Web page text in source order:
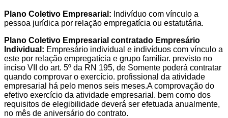
Plano Coletivo Empresarial: Indivíduo com vínculo a
pessoa jurídica por relação empregatícia ou estatutária.
Plano Coletivo Empresarial contratado Empresário
Individual: Empresário individual e indivíduos com vínculo a
este por relação empregatícia e grupo familiar. previsto no
inciso VII do art. 5º da RN 195, de Somente poderá contratar
quando comprovar o exercício. profissional da atividade
empresarial há pelo menos seis meses.A comprovação do
efetivo exercício da atividade empresarial. bem como dos
requisitos de elegibilidade deverá ser efetuada anualmente,
no mês de aniversário do contrato.